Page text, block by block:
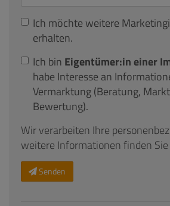
Ich möchte weitere
erhalten.
Ich bin Eigentümer:in einer
habe Interesse an
Vermarktung (Beratung,
Bewertung).
Wir verarbeiten Ihre
weitere Informationen finden Sie
Senden